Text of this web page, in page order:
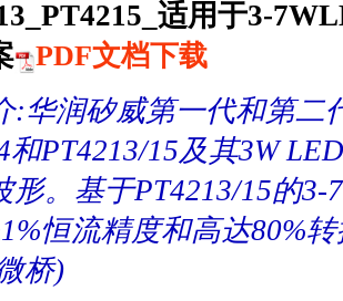
适用于3-
PDF文档下载
:华润矽威第一代和第二
和PT4213/15及其3W
形。基于PT4213/15的
恒流精度和高达80%
桥)